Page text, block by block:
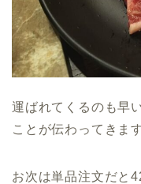
運ばれてくるのも早
ことが伝わってきます
お次は単品注文だと